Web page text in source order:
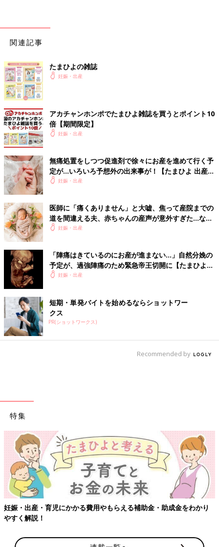
関連記事
たまひよの雑誌
妊娠・出産
アカチャンホンポでたまひよ雑誌を買うとポイント10
倍【期間限定】
妊娠・出産
無痛処置をしつつ促進剤で徐々にお産を進めて行く予
定が…いろいろ予想外の出来事が！【たまひよ 出産体
験談】妊娠・出産
医師に「痛くありません」と大嘘、焦って産院までの
道を間違える夫、赤ちゃんの産声が意外すぎた…など
など。出産爆笑エピソード
妊娠・出産
「陣痛はきているのにお産が進まない…」自然分娩の
予定が、過強陣痛のため緊急帝王切開に【たまひよ
出産体験談】
妊娠・出産
短期・単発バイトを始めるならショットワー
クス
PR(ショットワークス)
Recommended by
特集
妊娠・出産・育児にかかる費用やもらえる補助金・助成金をわかり
やすく解説！